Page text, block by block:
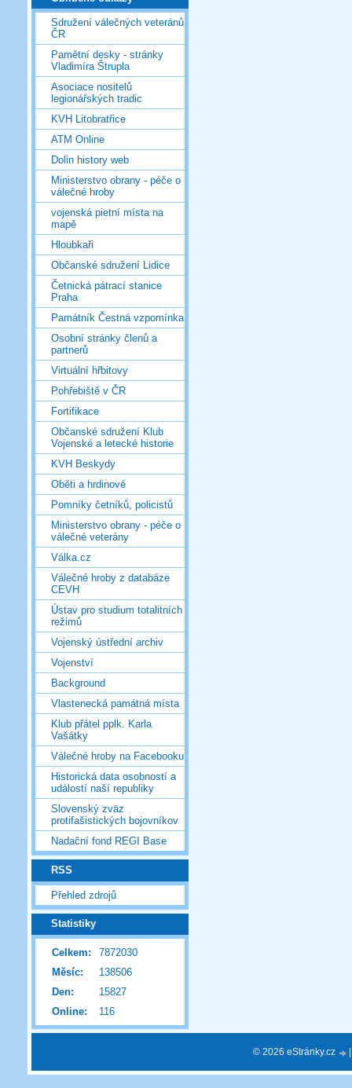
Sdružení válečných veteránů
ČR
Pamětní desky - stránky
Vladimíra Štrupla
Asociace nositelů
legionářských tradic
KVH Litobratřice
ATM Online
Dolin history web
Ministerstvo obrany - péče o
válečné hroby
vojenská pietní místa na
mapě
Hloubkaři
Občanské sdružení Lidice
Četnická pátrací stanice
Praha
Památník Čestná vzpomínka
Osobní stránky členů a
partnerů
Virtuální hřbitovy
Pohřebiště v ČR
Fortifikace
Občanské sdružení Klub
Vojenské a letecké historie
KVH Beskydy
Oběti a hrdinové
Pomníky četníků, policistů
Ministerstvo obrany - péče o
válečné veterány
Válka.cz
Válečné hroby z databáze
CEVH
Ústav pro studium totalitních
režimů
Vojenský ústřední archiv
Vojenství
Background
Vlastenecká památná místa
Klub přátel pplk. Karla
Vašátky
Válečné hroby na Facebooku
Historická data osobností a
událostí naší republiky
Slovenský zväz
protifašistických bojovníkov
Nadační fond REGI Base
RSS
Přehled zdrojů
Statistiky
Online: 116
Celkem:
7872030
Měsíc:
138506
Den:
15827
© 2026 eStránky.cz